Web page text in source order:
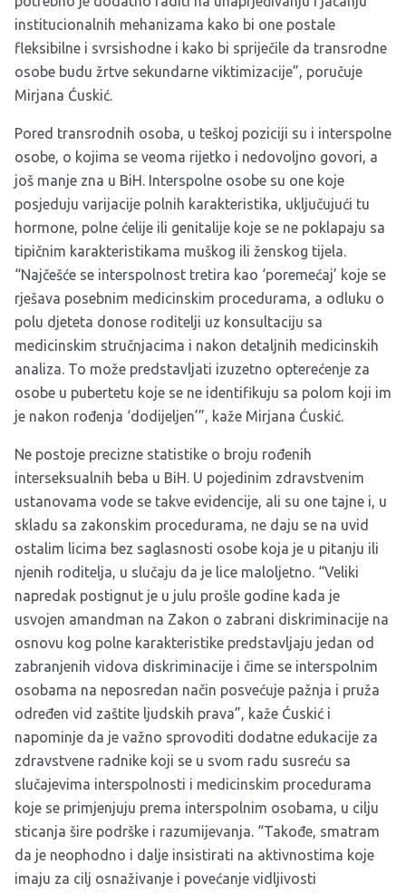
institucionalnih mehanizama kako bi one postale
fleksibilne i svrsishodne i kako bi spriječile da transrodne
osobe budu žrtve sekundarne viktimizacije”, poručuje
Mirjana Ćuskić.
Pored transrodnih osoba, u teškoj poziciji su i interspolne
osobe, o kojima se veoma rijetko i nedovoljno govori, a
još manje zna u BiH. Interspolne osobe su one koje
posjeduju varijacije polnih karakteristika, uključujući tu
hormone, polne ćelije ili genitalije koje se ne poklapaju sa
tipičnim karakteristikama muškog ili ženskog tijela.
“Najčešće se interspolnost tretira kao ‘poremećaj’ koje se
rješava posebnim medicinskim procedurama, a odluku o
polu djeteta donose roditelji uz konsultaciju sa
medicinskim stručnjacima i nakon detaljnih medicinskih
analiza. To može predstavljati izuzetno opterećenje za
osobe u pubertetu koje se ne identifikuju sa polom koji im
je nakon rođenja ‘dodijeljen’”, kaže Mirjana Ćuskić.
Ne postoje precizne statistike o broju rođenih
interseksualnih beba u BiH. U pojedinim zdravstvenim
ustanovama vode se takve evidencije, ali su one tajne i, u
skladu sa zakonskim procedurama, ne daju se na uvid
ostalim licima bez saglasnosti osobe koja je u pitanju ili
njenih roditelja, u slučaju da je lice maloljetno. “Veliki
napredak postignut je u julu prošle godine kada je
usvojen amandman na Zakon o zabrani diskriminacije na
osnovu kog polne karakteristike predstavljaju jedan od
zabranjenih vidova diskriminacije i čime se interspolnim
osobama na neposredan način posvećuje pažnja i pruža
određen vid zaštite ljudskih prava”, kaže Ćuskić i
napominje da je važno sprovoditi dodatne edukacije za
zdravstvene radnike koji se u svom radu susreću sa
slučajevima interspolnosti i medicinskim procedurama
koje se primjenjuju prema interspolnim osobama, u cilju
sticanja šire podrške i razumijevanja. “Takođe, smatram
da je neophodno i dalje insistirati na aktivnostima koje
imaju za cilj osnaživanje i povećanje vidljivosti